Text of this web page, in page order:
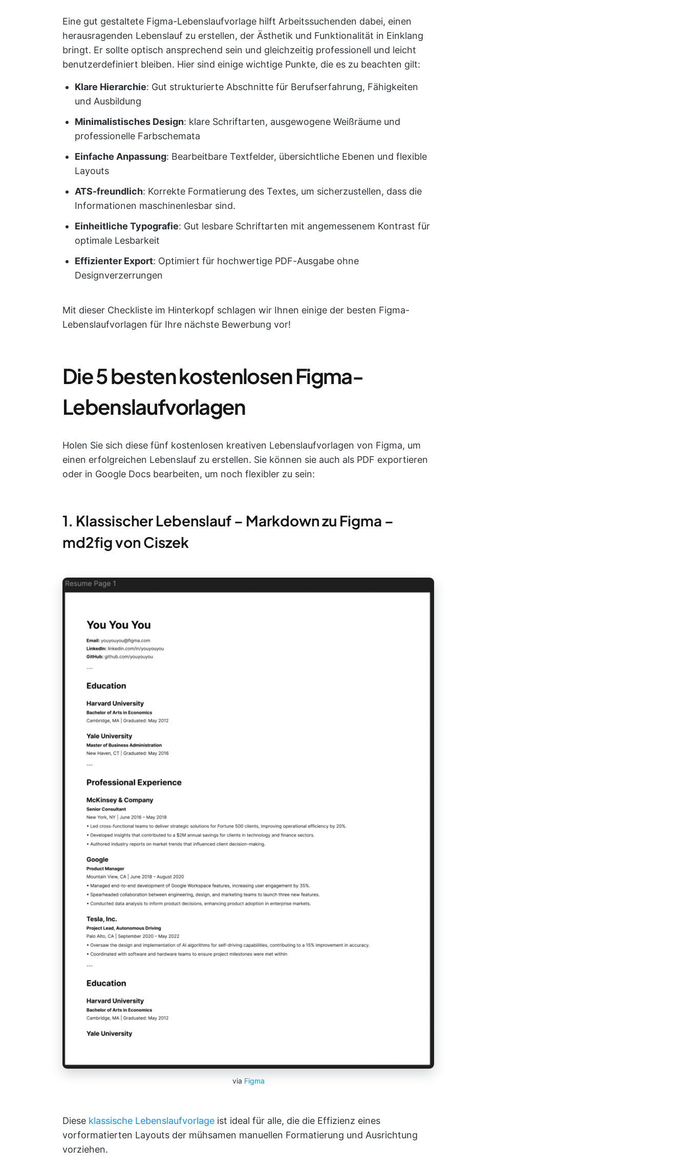
Eine gut gestaltete Figma-Lebenslaufvorlage hilft Arbeitssuchenden dabei, einen
herausragenden Lebenslauf zu erstellen, der Ästhetik und Funktionalität in Einklang
bringt. Er sollte optisch ansprechend sein und gleichzeitig professionell und leicht
benutzerdefiniert bleiben. Hier sind einige wichtige Punkte, die es zu beachten gilt:
Klare Hierarchie: Gut strukturierte Abschnitte für Berufserfahrung, Fähigkeiten
und Ausbildung
Minimalistisches Design: klare Schriftarten, ausgewogene Weißräume und
professionelle Farbschemata
Einfache Anpassung: Bearbeitbare Textfelder, übersichtliche Ebenen und flexible
Layouts
ATS-freundlich: Korrekte Formatierung des Textes, um sicherzustellen, dass die
Informationen maschinenlesbar sind.
Einheitliche Typografie: Gut lesbare Schriftarten mit angemessenem Kontrast für
optimale Lesbarkeit
Effizienter Export: Optimiert für hochwertige PDF-Ausgabe ohne
Designverzerrungen
Mit dieser Checkliste im Hinterkopf schlagen wir Ihnen einige der besten Figma-
Lebenslaufvorlagen für Ihre nächste Bewerbung vor!
Die 5 besten kostenlosen Figma-
Lebenslaufvorlagen
Holen Sie sich diese fünf kostenlosen kreativen Lebenslaufvorlagen von Figma, um
einen erfolgreichen Lebenslauf zu erstellen. Sie können sie auch als PDF exportieren
oder in Google Docs bearbeiten, um noch flexibler zu sein:
1. Klassischer Lebenslauf – Markdown zu Figma –
md2fig von Ciszek
via Figma
Diese klassische Lebenslaufvorlage ist ideal für alle, die die Effizienz eines
vorformatierten Layouts der mühsamen manuellen Formatierung und Ausrichtung
vorziehen.